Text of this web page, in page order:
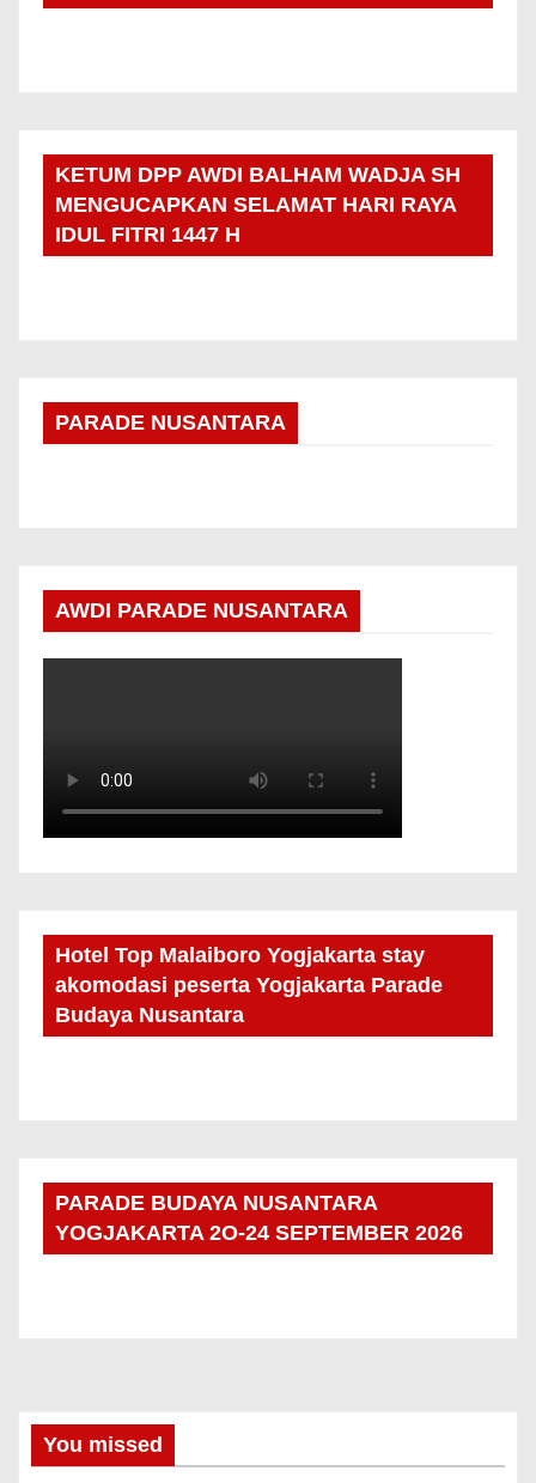
KETUM DPP AWDI BALHAM WADJA SH
MENGUCAPKAN SELAMAT HARI RAYA
IDUL FITRI 1447 H
PARADE NUSANTARA
AWDI PARADE NUSANTARA
Hotel Top Malaiboro Yogjakarta stay
akomodasi peserta Yogjakarta Parade
Budaya Nusantara
PARADE BUDAYA NUSANTARA
YOGJAKARTA 2O-24 SEPTEMBER 2026
You missed